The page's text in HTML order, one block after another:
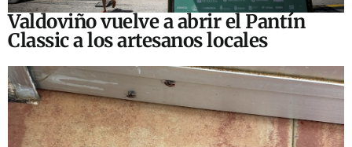
Valdoviño vuelve a abrir el Pantín
Classic a los artesanos locales